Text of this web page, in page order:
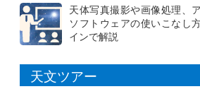
天体写真撮影や画像処理、
ソフトウェアの使いこなし
インで解説
天文ツアー